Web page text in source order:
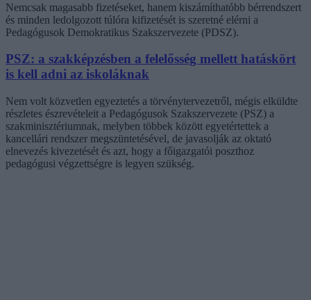
Nemcsak magasabb fizetéseket, hanem kiszámíthatóbb bérrendszert
és minden ledolgozott túlóra kifizetését is szeretné elérni a
Pedagógusok Demokratikus Szakszervezete (PDSZ).
PSZ: a szakképzésben a felelősség mellett hatáskört
is kell adni az iskoláknak
Nem volt közvetlen egyeztetés a törvénytervezetről, mégis elküldte
részletes észrevételeit a Pedagógusok Szakszervezete (PSZ) a
szakminisztériumnak, melyben többek között egyetértettek a
kancellári rendszer megszüntetésével, de javasolják az oktató
elnevezés kivezetését és azt, hogy a főigazgatói poszthoz
pedagógusi végzettségre is legyen szükség.